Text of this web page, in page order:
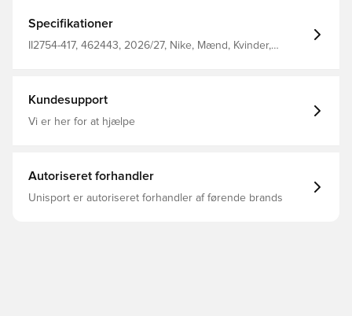
Specifikationer
II2754-417, 462443, 2026/27, Nike, Mænd, Kvinder,
Kundesupport
Vi er her for at hjælpe
Autoriseret forhandler
Unisport er autoriseret forhandler af førende brands